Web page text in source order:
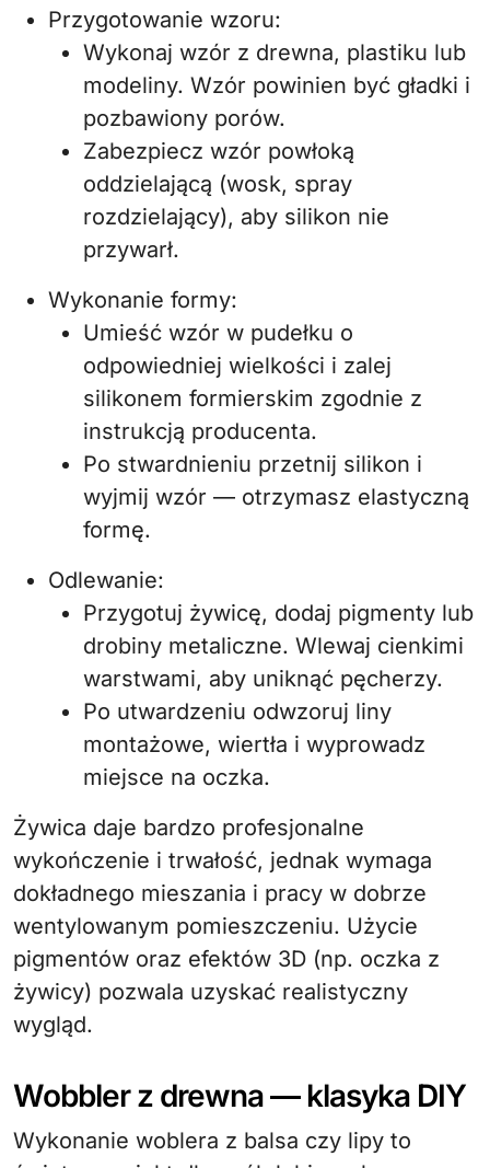
Przygotowanie wzoru:
Wykonaj wzór z drewna, plastiku lub
modeliny. Wzór powinien być gładki i
pozbawiony porów.
Zabezpiecz wzór powłoką
oddzielającą (wosk, spray
rozdzielający), aby silikon nie
przywarł.
Wykonanie formy:
Umieść wzór w pudełku o
odpowiedniej wielkości i zalej
silikonem formierskim zgodnie z
instrukcją producenta.
Po stwardnieniu przetnij silikon i
wyjmij wzór — otrzymasz elastyczną
formę.
Odlewanie:
Przygotuj żywicę, dodaj pigmenty lub
drobiny metaliczne. Wlewaj cienkimi
warstwami, aby uniknąć pęcherzy.
Po utwardzeniu odwzoruj liny
montażowe, wiertła i wyprowadz
miejsce na oczka.
Żywica daje bardzo profesjonalne
wykończenie i trwałość, jednak wymaga
dokładnego mieszania i pracy w dobrze
wentylowanym pomieszczeniu. Użycie
pigmentów oraz efektów 3D (np. oczka z
żywicy) pozwala uzyskać realistyczny
wygląd.
Wobbler z drewna — klasyka DIY
Wykonanie woblera z balsa czy lipy to